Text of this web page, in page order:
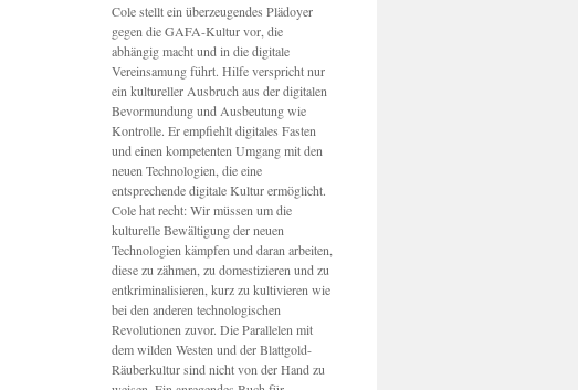
Cole stellt ein überzeugendes Plädoyer
gegen die GAFA-Kultur vor, die
abhängig macht und in die digitale
Vereinsamung führt. Hilfe verspricht nur
ein kultureller Ausbruch aus der digitalen
Bevormundung und Ausbeutung wie
Kontrolle. Er empfiehlt digitales Fasten
und einen kompetenten Umgang mit den
neuen Technologien, die eine
entsprechende digitale Kultur ermöglicht.
Cole hat recht: Wir müssen um die
kulturelle Bewältigung der neuen
Technologien kämpfen und daran arbeiten,
diese zu zähmen, zu domestizieren und zu
entkriminalisieren, kurz zu kultivieren wie
bei den anderen technologischen
Revolutionen zuvor. Die Parallelen mit
dem wilden Westen und der Blattgold-
Räuberkultur sind nicht von der Hand zu